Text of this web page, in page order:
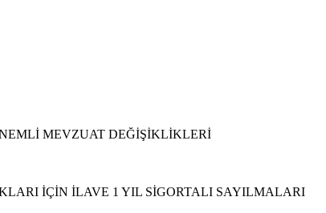
MEVZUAT DEĞİŞİKLİKLERİ
İÇİN İLAVE 1 YIL SİGORTALI SAYILMALARI